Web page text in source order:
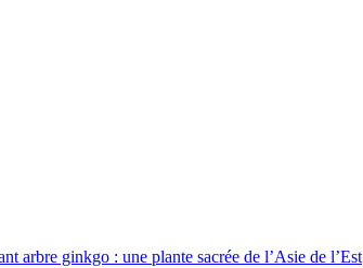
arbre ginkgo : une plante sacrée de l’Asie de l’Est